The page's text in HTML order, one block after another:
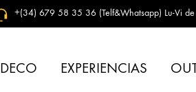
+(34) 679 58 35 36 (Telf&Whatsapp) Lu-Vi
DECO EXPERIENCIAS